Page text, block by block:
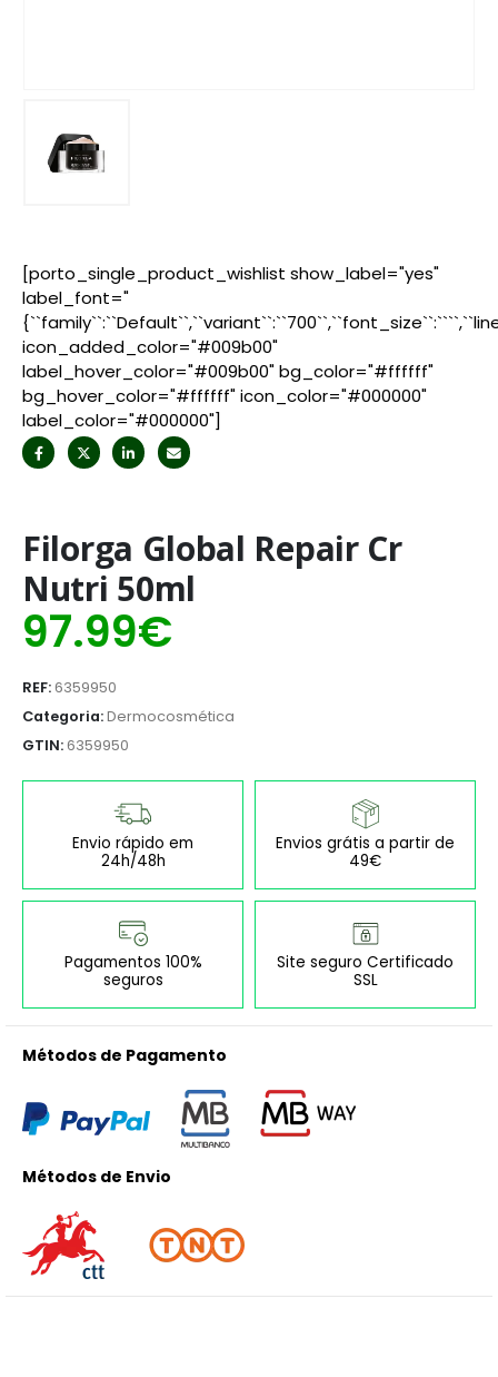
[porto_single_product_wishlist show_label="yes"
label_font="
icon_added_color="#009b00"
label_hover_color="#009b00" bg_color="#ffffff"
bg_hover_color="#ffffff" icon_color="#000000"
label_color="#000000"]
Filorga Global Repair Cr
Nutri 50ml
97.99€
REF:6359950
Categoria:Dermocosmética
GTIN:6359950
Envio rápido em
24h/48h
Envios grátis a partir de
49€
Pagamentos 100%
seguros
Site seguro Certificado
SSL
Métodos de Pagamento
Métodos de Envio